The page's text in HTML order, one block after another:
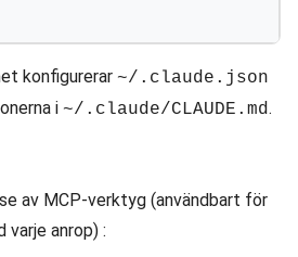
konfigurerar ~/.claude.json
i ~/.claude/CLAUDE.md.
av MCP-verktyg (användbart för
anrop) :